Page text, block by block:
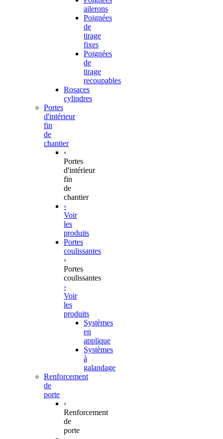
ailerons
Poignées
de
tirage
fixes
Poignées
de
tirage
recoupables
Rosaces
cylindres
Portes
d'intérieur
fin
de
chantier
‹
Portes
d'intérieur
fin
de
chantier
›
Voir
les
produits
Portes
coulissantes
‹
Portes
coulissantes
›
Voir
les
produits
Systèmes
en
applique
Systèmes
à
galandage
Renforcement
de
porte
‹
Renforcement
de
porte